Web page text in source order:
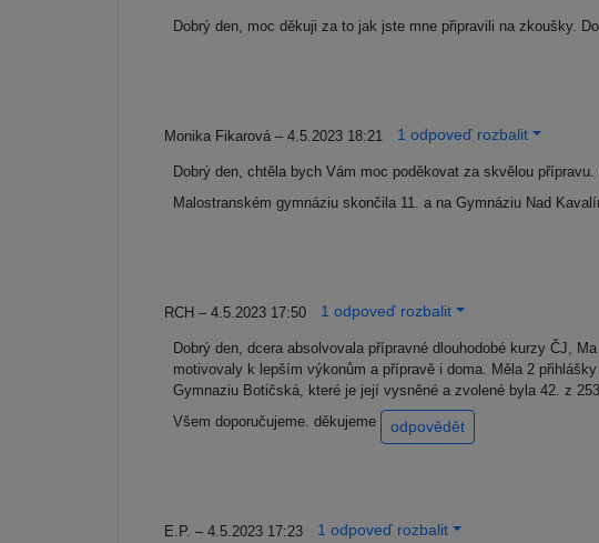
Dobrý den, moc děkuji za to jak jste mne připravili na zkoušky.
Monika Fikarová – 4.5.2023 18:21 1 odpoveď rozbalit
Dobrý den, chtěla bych Vám moc poděkovat za skvělou
Malostranském gymnáziu skončila 11. a na Gymnáziu Nad
RCH – 4.5.2023 17:50 1 odpoveď rozbalit
Dobrý den, dcera absolvovala přípravné dlouhodobé kurzy ČJ,
motivovaly k lepším výkonům a přípravě i doma. Měla 2
Gymnaziu Botičská, které je její vysněné a zvolené byla 42. z
Všem doporučujeme. děkujeme
odpovědět
E.P. – 4.5.2023 17:23 1 odpoveď rozbalit